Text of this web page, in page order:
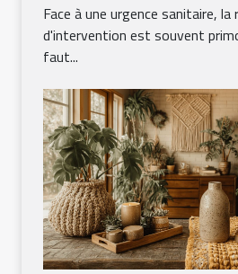
Face à une urgence sanitaire, la
d'intervention est souvent
faut...